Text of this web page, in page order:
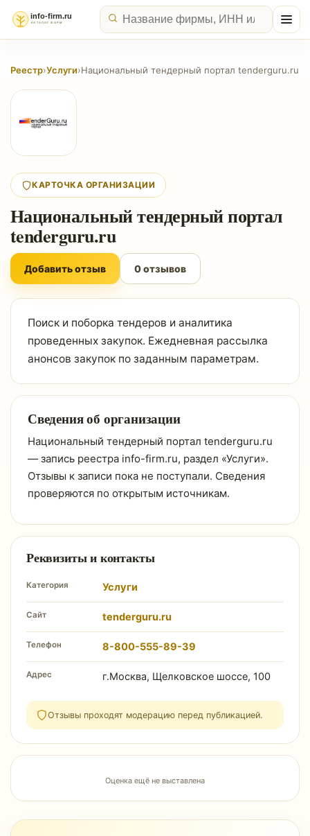
Реестр›Услуги›Национальный тендерный портал tenderguru.ru
КАРТОЧКА ОРГАНИЗАЦИИ
Национальный тендерный портал
tenderguru.ru
Добавить отзыв 0 отзывов
Поиск и поборка тендеров и аналитика
проведенных закупок. Ежедневная рассылка
анонсов закупок по заданным параметрам.
Сведения об организации
Национальный тендерный портал tenderguru.ru
— запись реестра info-firm.ru, раздел «Услуги».
Отзывы к записи пока не поступали. Сведения
проверяются по открытым источникам.
Реквизиты и контакты
Категория Услуги
Сайт tenderguru.ru
Телефон 8-800-555-89-39
Адрес г.Москва, Щелковское шоссе, 100
Отзывы проходят модерацию перед публикацией.
Оценка ещё не выставлена